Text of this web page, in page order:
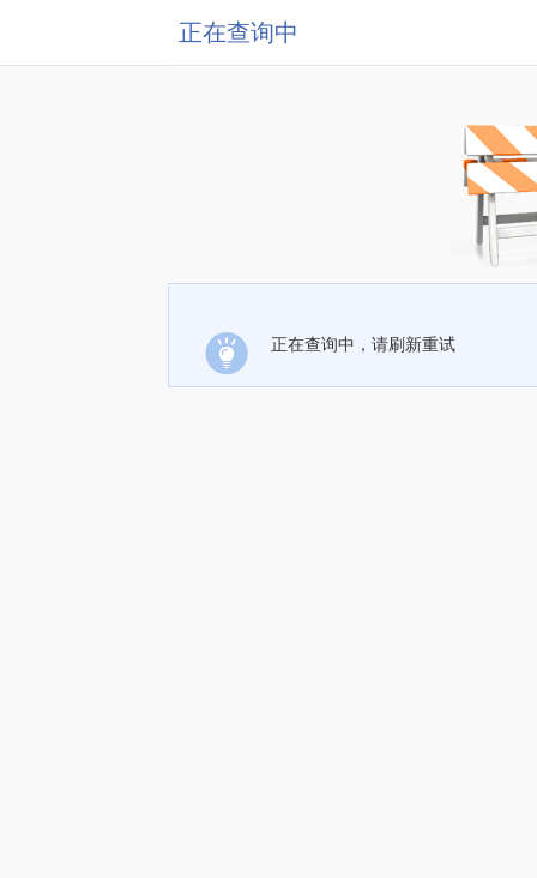
正在查询中
正在查询中，请刷新重试